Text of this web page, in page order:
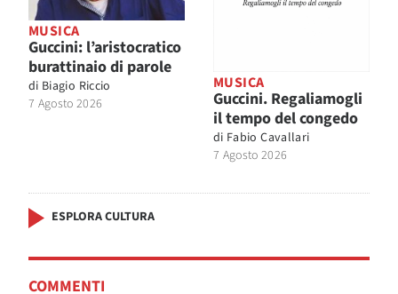
MUSICA
Guccini: l’aristocratico
burattinaio di parole
di Biagio Riccio
7 Agosto 2026
MUSICA
Guccini. Regaliamogli
il tempo del congedo
di Fabio Cavallari
7 Agosto 2026
ESPLORA CULTURA
COMMENTI